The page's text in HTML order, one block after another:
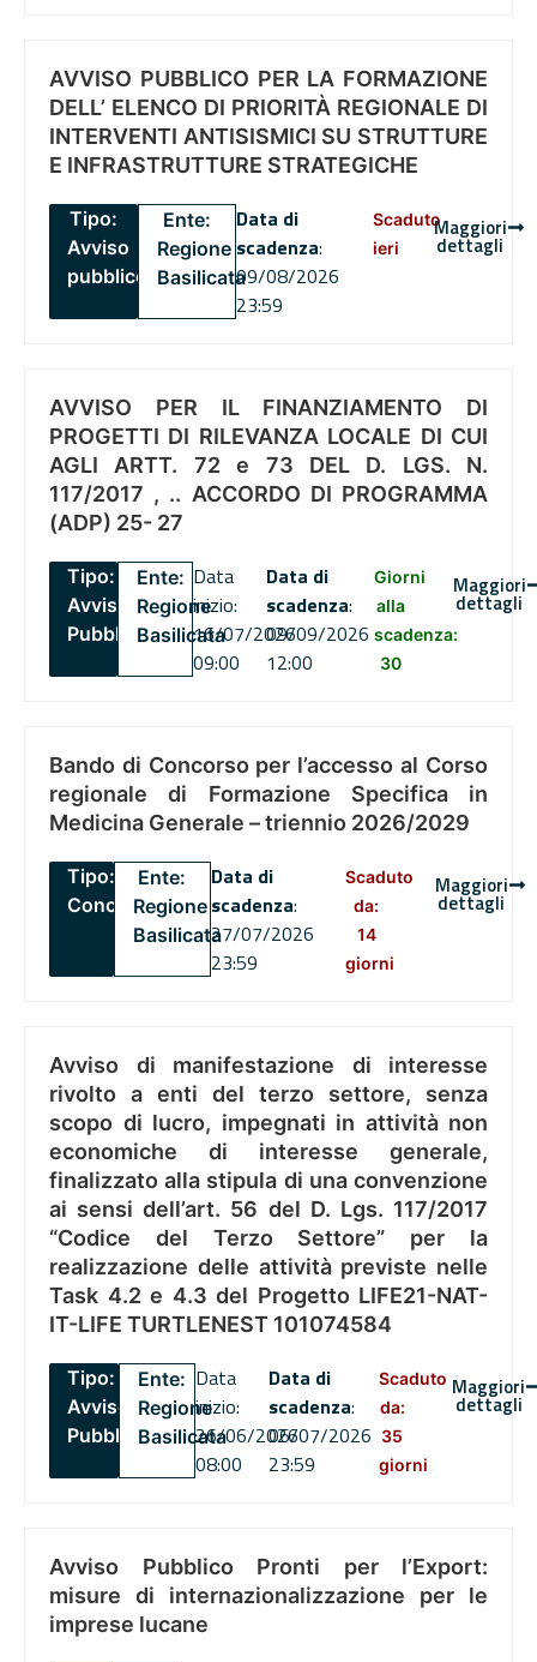
AVVISO PUBBLICO PER LA FORMAZIONE
DELL’ ELENCO DI PRIORITÀ REGIONALE DI
INTERVENTI ANTISISMICI SU STRUTTURE
E INFRASTRUTTURE STRATEGICHE
Tipo:
Avviso
pubblico
Ente:
Regione
Basilicata
Data di
scadenza:
09/08/2026
23:59
Scaduto
ieri
Maggiori
dettagli
AVVISO PER IL FINANZIAMENTO DI
PROGETTI DI RILEVANZA LOCALE DI CUI
AGLI ARTT. 72 e 73 DEL D. LGS. N.
117/2017 , .. ACCORDO DI PROGRAMMA
(ADP) 25- 27
Tipo:
Avviso
Pubblico
Ente:
Regione
Basilicata
Data
inizio:
16/07/2026
09:00
Data di
scadenza:
09/09/2026
12:00
Giorni
alla
scadenza:
30
Maggiori
dettagli
Bando di Concorso per l’accesso al Corso
regionale di Formazione Specifica in
Medicina Generale – triennio 2026/2029
Tipo:
Concorsi
Ente:
Regione
Basilicata
Data di
scadenza:
27/07/2026
23:59
Scaduto
da:
14
giorni
Maggiori
dettagli
Avviso di manifestazione di interesse
rivolto a enti del terzo settore, senza
scopo di lucro, impegnati in attività non
economiche di interesse generale,
finalizzato alla stipula di una convenzione
ai sensi dell’art. 56 del D. Lgs. 117/2017
“Codice del Terzo Settore” per la
realizzazione delle attività previste nelle
Task 4.2 e 4.3 del Progetto LIFE21-NAT-
IT-LIFE TURTLENEST 101074584
Tipo:
Avviso
Pubblico
Ente:
Regione
Basilicata
Data
inizio:
26/06/2026
08:00
Data di
scadenza:
06/07/2026
23:59
Scaduto
da:
35
giorni
Maggiori
dettagli
Avviso Pubblico Pronti per l’Export:
misure di internazionalizzazione per le
imprese lucane